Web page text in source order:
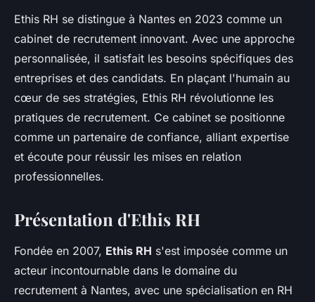
Ethis RH se distingue à Nantes en 2023 comme un
cabinet de recrutement innovant. Avec une approche
personnalisée, il satisfait les besoins spécifiques des
entreprises et des candidats. En plaçant l'humain au
cœur de ses stratégies, Ethis RH révolutionne les
pratiques de recrutement. Ce cabinet se positionne
comme un partenaire de confiance, alliant expertise
et écoute pour réussir les mises en relation
professionnelles.
Présentation d'Ethis RH
Fondée en 2007, Ethis RH s'est imposée comme un
acteur incontournable dans le domaine du
recrutement à Nantes, avec une spécialisation en RH